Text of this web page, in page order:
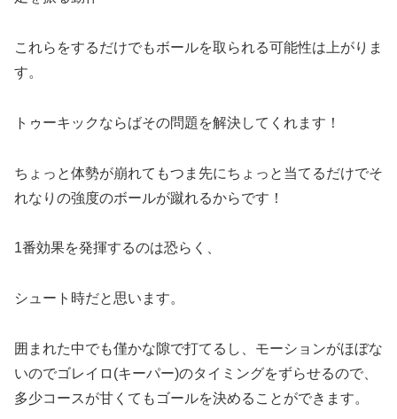
これらをするだけでもボールを取られる可能性は上がりま
す。
トゥーキックならばその問題を解決してくれます！
ちょっと体勢が崩れてもつま先にちょっと当てるだけでそ
れなりの強度のボールが蹴れるからです！
1番効果を発揮するのは恐らく、
シュート時だと思います。
囲まれた中でも僅かな隙で打てるし、モーションがほぼな
いのでゴレイロ(キーパー)のタイミングをずらせるので、
多少コースが甘くてもゴールを決めることができます。